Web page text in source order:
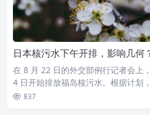
日本核污水下午开排，影响几何
在 8 月 22 日的外交部例行记者会上
4 日开始排放福岛核污水。根据计划
837